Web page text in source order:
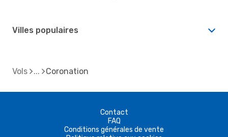
Villes populaires
Vols Coronation
Contact
FAQ
Conditions générales de vente